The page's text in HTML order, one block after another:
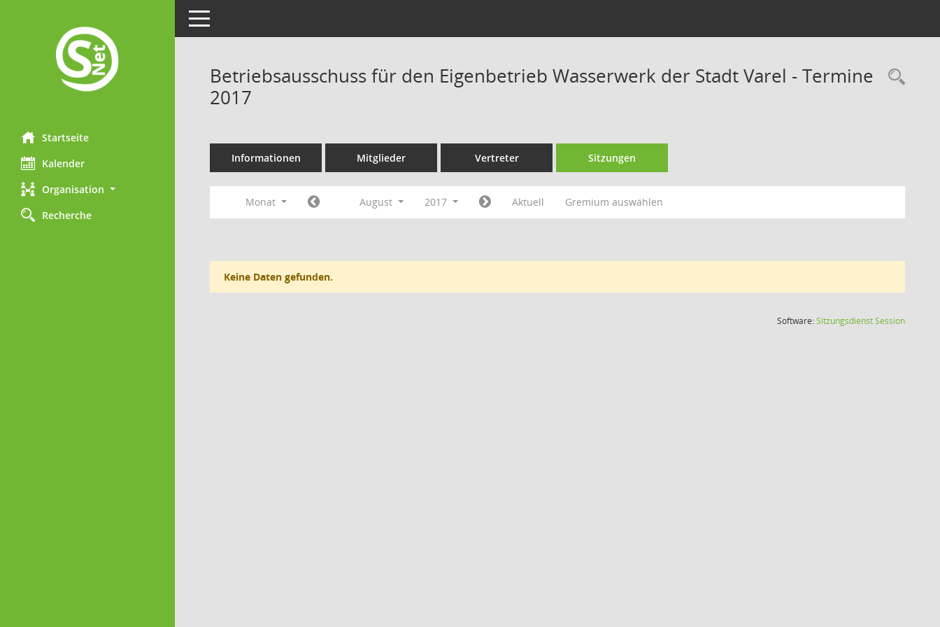
Startseite
Kalender
Organisation
Recherche
Toggle navigation
Betriebsausschuss für den Eigenbetrieb Wasserwerk der Stadt Varel - Termine
2017
Informationen Mitglieder Vertreter Sitzungen
Monat August 2017 Aktuell Gremium auswählen
Keine Daten gefunden.
Software:SitzungsdienstSession(Wird in